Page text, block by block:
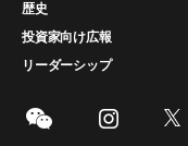
歴史
投資家向け広報
リーダーシップ